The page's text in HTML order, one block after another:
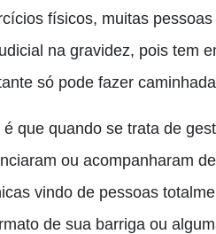
físicos, muitas pessoas
na gravidez, pois tem
só pode fazer
é que quando se trata de
ou acompanharam
vindo de pessoas
de sua barriga ou